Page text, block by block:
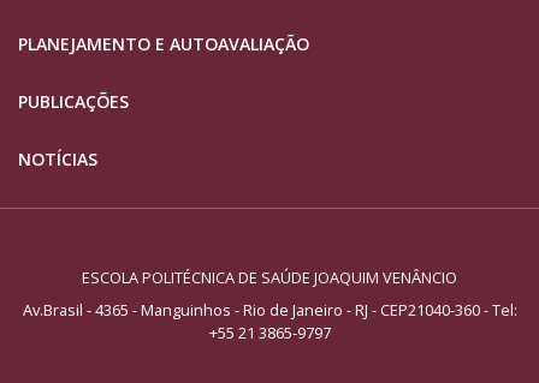
PLANEJAMENTO E AUTOAVALIAÇÃO
PUBLICAÇÕES
NOTÍCIAS
ESCOLA POLITÉCNICA DE SAÚDE JOAQUIM VENÂNCIO
Av.Brasil - 4365 - Manguinhos - Rio de Janeiro - RJ - CEP21040-360- Tel:
+55 21 3865-9797